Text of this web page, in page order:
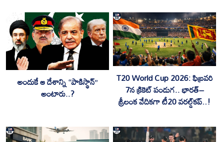
అందుకే ఆ దేశాన్ని “పాకిస్థాన్”
అంటారు..?
T20 World Cup 2026: ఫిబ్రవరి
7న క్రికెట్ పండుగ.. భారత్–
శ్రీలంక వేదికగా టీ20 వరల్డ్‌కప్..!